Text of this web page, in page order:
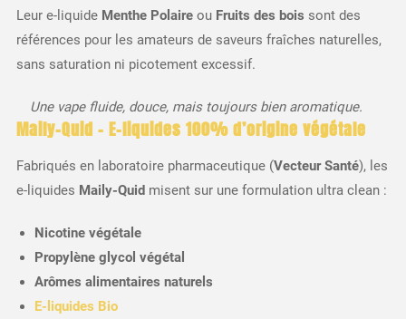
Leur e-liquide Menthe Polaireou Fruits des bois sont des
références pour les amateurs de saveurs fraîches naturelles,
sans saturation ni picotement excessif.
Une vape fluide, douce, mais toujours bien aromatique.
Maily-Quid – E-liquides 100% d’origine végétale
Fabriqués en laboratoire pharmaceutique (Vecteur Santé), les
e-liquides Maily-Quid misent sur une formulation ultra clean :
Nicotine végétale
Propylène glycol végétal
Arômes alimentaires naturels
E-liquides Bio